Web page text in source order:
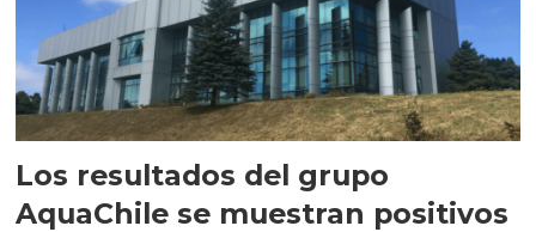
Los resultados del grupo
AquaChile se muestran positivos